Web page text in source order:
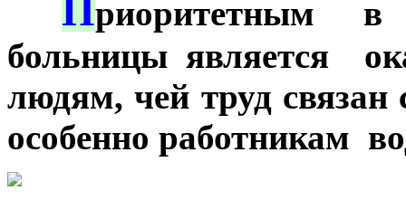
Приоритетным в
больницы является
людям, чей труд
особенно работникам